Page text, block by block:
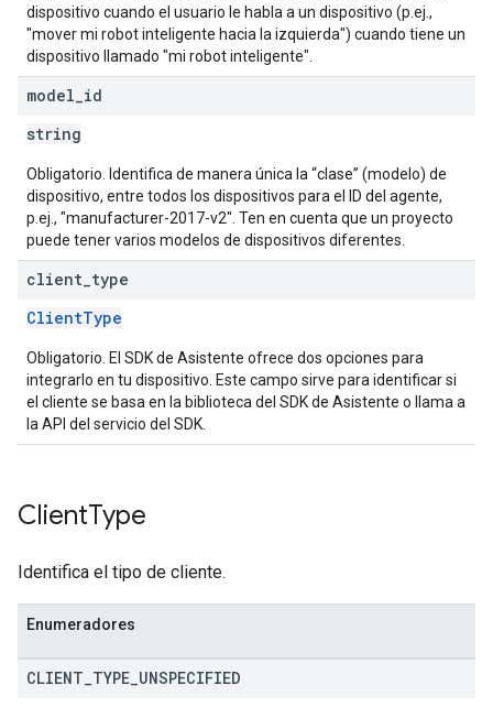
dispositivo cuando el usuario le habla a un dispositivo (p.ej.,
"mover mi robot inteligente hacia la izquierda") cuando tiene un
dispositivo llamado "mi robot inteligente".
model id
string
Obligatorio. Identifica de manera única la “clase” (modelo) de
dispositivo, entre todos los dispositivos para el ID del agente,
p.ej., "manufacturer-2017-v2". Ten en cuenta que un proyecto
puede tener varios modelos de dispositivos diferentes.
client type
ClientType
Obligatorio. El SDK de Asistente ofrece dos opciones para
integrarlo en tu dispositivo. Este campo sirve para identificar si
el cliente se basa en la biblioteca del SDK de Asistente o llama a
la API del servicio del SDK.
ClientType
Identifica el tipo de cliente.
Enumeradores
CLIENT TYPE UNSPECIFIED